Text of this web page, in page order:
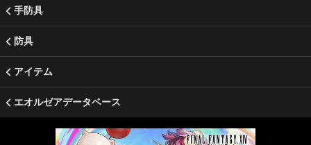
手防具
防具
アイテム
エオルゼアデータベース